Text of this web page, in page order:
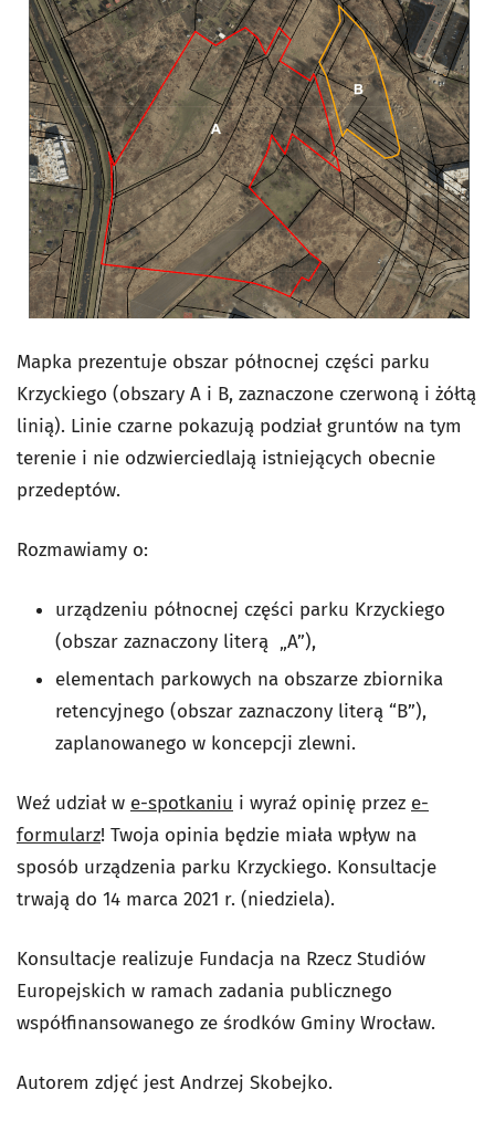
Mapka prezentuje obszar północnej części parku
Krzyckiego (obszary A i B, zaznaczone czerwoną i żółtą
linią). Linie czarne pokazują podział gruntów na tym
terenie i nie odzwierciedlają istniejących obecnie
przedeptów.
Rozmawiamy o:
urządzeniu północnej części parku Krzyckiego
(obszar zaznaczony literą „A”),
elementach parkowych na obszarze zbiornika
retencyjnego (obszar zaznaczony literą “B”),
zaplanowanego w koncepcji zlewni.
Weź udział w e-spotkaniu i wyraź opinię przez e-
formularz! Twoja opinia będzie miała wpływ na
sposób urządzenia parku Krzyckiego. Konsultacje
trwają do 14 marca 2021 r. (niedziela).
Konsultacje realizuje Fundacja na Rzecz Studiów
Europejskich w ramach zadania publicznego
współfinansowanego ze środków Gminy Wrocław.
Autorem zdjęć jest Andrzej Skobejko.